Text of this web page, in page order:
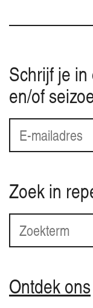
Schrijf je
en/of
Zoek in
Ontdek ons